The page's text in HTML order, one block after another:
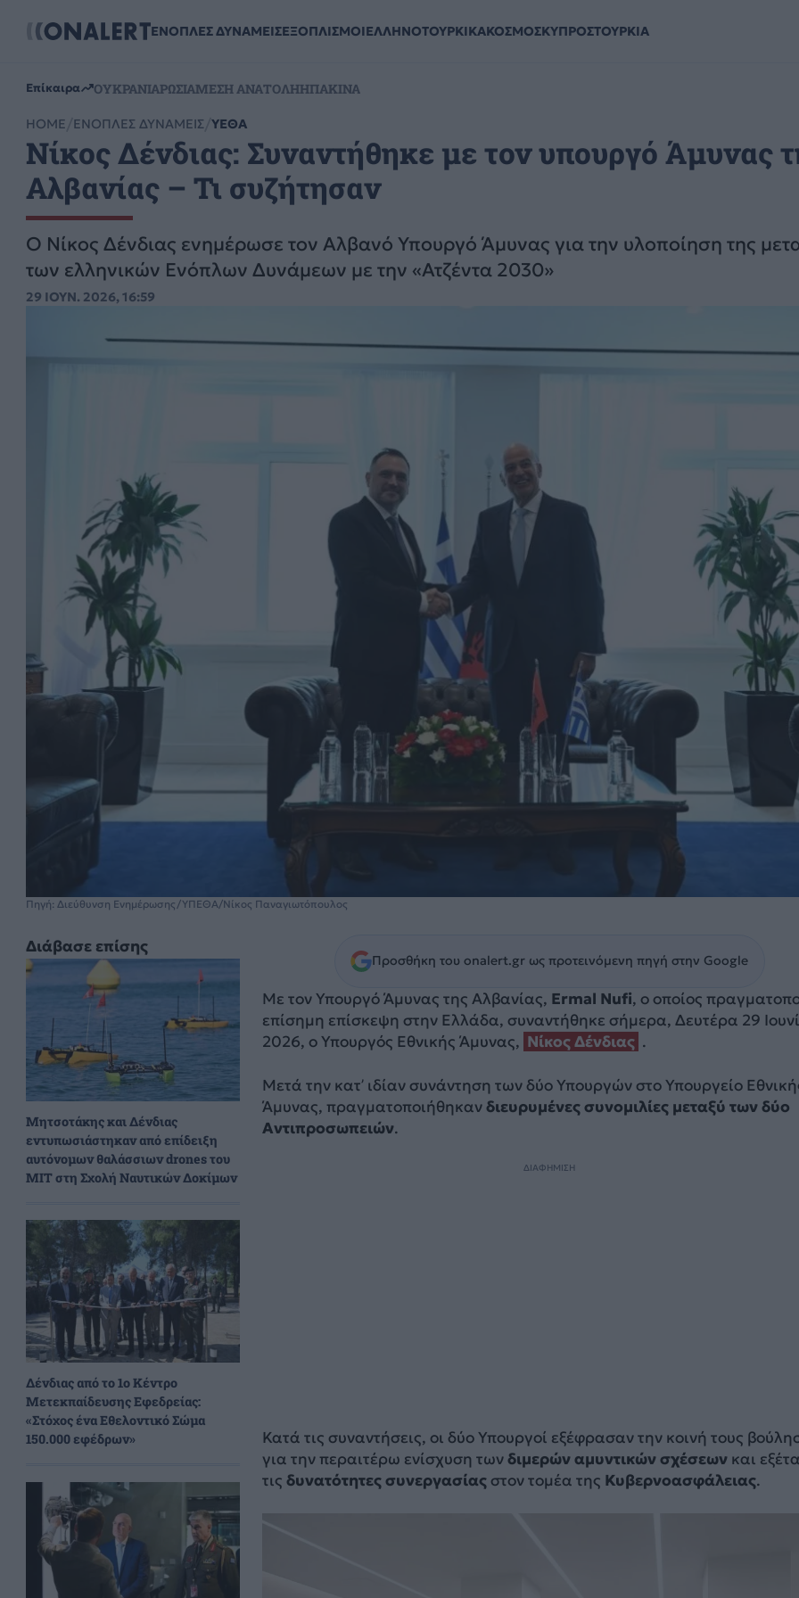
ΕΝΟΠΛΕΣ ΔΥΝΑΜΕΙΣΕΞΟΠΛΙΣΜΟΙΕΛΛΗΝΟΤΟΥΡΚΙΚΑΚΟΣΜΟΣΚΥΠΡΟΣΤΟΥΡΚΙΑ
Επίκαιρα ΟΥΚΡΑΝΙΑΡΩΣΙΑΜΕΣΗ ΑΝΑΤΟΛΗΗΠΑΚΙΝΑ
HOME ΕΝΟΠΛΕΣ ΔΥΝΑΜΕΙΣ ΥΕΘΑ
Νίκος Δένδιας: Συναντήθηκε με τον υπουργό Άμυνας
Αλβανίας – Τι συζήτησαν
Ο Νίκος Δένδιας ενημέρωσε τον Αλβανό Υπουργό Άμυνας για την υλοποίηση της
των ελληνικών Ενόπλων Δυνάμεων με την «Ατζέντα 2030»
29 ΙΟΥΝ. 2026, 16:59
Πηγή: Διεύθυνση Ενημέρωσης/ΥΠΕΘΑ/Νίκος Παναγιωτόπουλος
Διάβασε επίσης
Μητσοτάκης και Δένδιας
εντυπωσιάστηκαν από επίδειξη
αυτόνομων θαλάσσιων drones του
MIT στη Σχολή Ναυτικών Δοκίμων
Δένδιας από το 1ο Κέντρο
Μετεκπαίδευσης Εφεδρείας:
«Στόχος ένα Εθελοντικό Σώμα
150.000 εφέδρων»
Προσθήκη του onalert.gr ως προτεινόμενη πηγή στην Google
Με τον Υπουργό Άμυνας της Αλβανίας, Ermal Nufi, ο οποίος
επίσημη επίσκεψη στην Ελλάδα, συναντήθηκε σήμερα, Δευτέρα 29
2026, ο Υπουργός Εθνικής Άμυνας, Νίκος Δένδιας .
Μετά την κατ’ ιδίαν συνάντηση των δύο Υπουργών στο Υπουργείο
Άμυνας, πραγματοποιήθηκανδιευρυμένες συνομιλίες μεταξύ των δύο
Αντιπροσωπειών.
ΔΙΑΦΗΜΙΣΗ
Κατά τις συναντήσεις, οι δύο Υπουργοί εξέφρασαν την κοινή τους
για την περαιτέρω ενίσχυση τωνδιμερών αμυντικών σχέσεωνκαι
τις δυνατότητες συνεργασίαςστον τομέα της Κυβερνοασφάλειας.